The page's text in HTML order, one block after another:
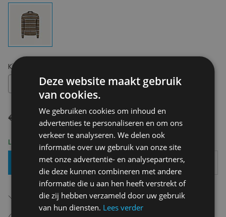
Kies uw maat:
€ 69,95 € 34,98
Levering 2-3 Werkdagen
Toevoegen Aan Mandje
Gratis verzending in België
Vanaf €75,00
Deze website maakt gebruik
van cookies.
We gebruiken cookies om inhoud en
advertenties te personaliseren en om ons
verkeer te analyseren. We delen ook
informatie over uw gebruik van onze site
met onze advertentie- en analysepartners,
die deze kunnen combineren met andere
informatie die u aan hen heeft verstrekt of
die zij hebben verzameld door uw gebruik
van hun diensten. Lees verder